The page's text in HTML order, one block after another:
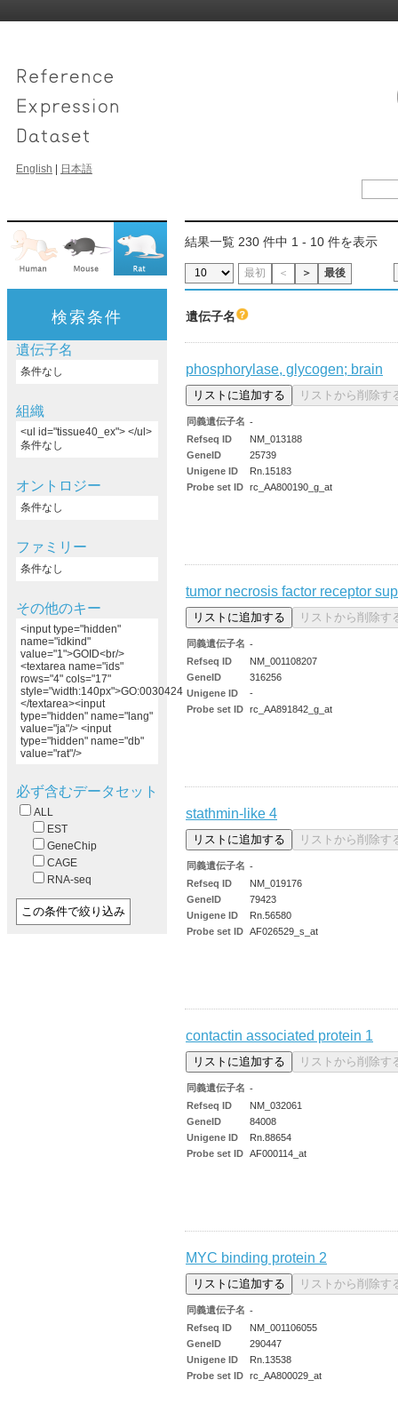
English 日本語
結果一覧 230 件中 1 - 10 件を表示
最初 ＜ ＞ 最後
検索条件
遺伝子名
条件なし
組織
<ul id="tissue40_ex"> </ul>
条件なし
オントロジー
条件なし
ファミリー
条件なし
その他のキー
<input type="hidden"
name="idkind"
value="1">GOID<br/>
<textarea name="ids"
rows="4" cols="17"
style="width:140px">GO:0030424
</textarea><input
type="hidden" name="lang"
value="ja"/> <input
type="hidden" name="db"
value="rat"/>
必ず含むデータセット
ALL
EST
GeneChip
CAGE
RNA-seq
遺伝子名
phosphorylase, glycogen; brain
同義遺伝子名 -
Refseq ID
NM_013188
GeneID
25739
Unigene ID
Rn.15183
Probe set ID rc_AA800190_g_at
tumor necrosis factor receptor
同義遺伝子名 -
Refseq ID
NM_001108207
GeneID
316256
Unigene ID
-
Probe set ID rc_AA891842_g_at
stathmin-like 4
同義遺伝子名 -
Refseq ID
NM_019176
GeneID
79423
Unigene ID
Rn.56580
Probe set ID AF026529_s_at
contactin associated protein 1
同義遺伝子名 -
Refseq ID
NM_032061
GeneID
84008
Unigene ID
Rn.88654
Probe set ID AF000114_at
MYC binding protein 2
同義遺伝子名 -
Refseq ID
NM_001106055
GeneID
290447
Unigene ID
Rn.13538
Probe set ID rc_AA800029_at